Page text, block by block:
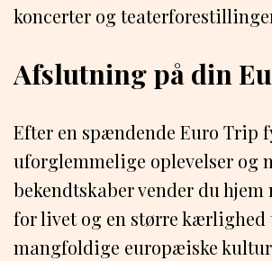
koncerter og
Afslutning på din
Efter en spændende Euro Trip
uforglemmelige oplevelser og
bekendtskaber vender du
for livet og en større kærlighed
mangfoldige europæiske